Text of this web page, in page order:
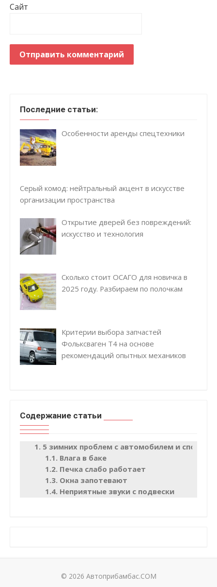
Сайт
Последние статьи:
Особенности аренды спецтехники
Серый комод: нейтральный акцент в искусстве
организации пространства
Открытие дверей без повреждений:
искусство и технология
Сколько стоит ОСАГО для новичка в
2025 году. Разбираем по полочкам
Критерии выбора запчастей
Фольксваген Т4 на основе
рекомендаций опытных механиков
Содержание статьи
5 зимних проблем с автомобилем и
Влага в баке
Печка слабо работает
Окна запотевают
Неприятные звуки с подвески
© 2026 Автоприбамбас.COM